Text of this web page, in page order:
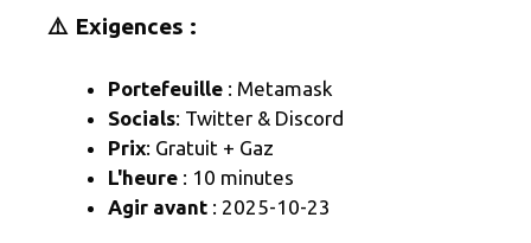
⚠️ Exigences :
Portefeuille : Metamask
Socials: Twitter & Discord
Prix: Gratuit + Gaz
L'heure : 10 minutes
Agir avant : 2025-10-23